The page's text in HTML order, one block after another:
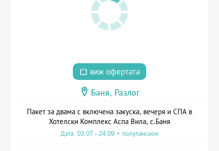
виж офертата
Баня, Разлог
Пакет за двама с включена закуска, вечеря и СПА в
Хотелски Комплекс Аспа Вила, с.Баня
Дата: 03.07 - 24.09 + полупансион